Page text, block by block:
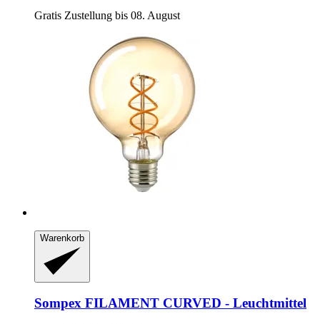
Gratis Zustellung bis 08. August
Warenkorb
Sompex FILAMENT CURVED -​ Leuchtmittel